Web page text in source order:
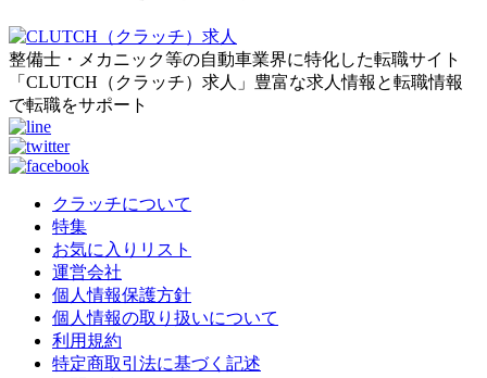
整備士・メカニック等の自動車業界に特化した転職サイト
「CLUTCH（クラッチ）求人」豊富な求人情報と転職情報
で転職をサポート
クラッチについて
特集
お気に入りリスト
運営会社
個人情報保護方針
個人情報の取り扱いについて
利用規約
特定商取引法に基づく記述